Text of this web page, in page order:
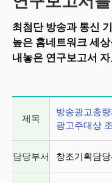
최첨단 방송과 통신
높은 홈네트워크 세
내놓은 연구보고서
제목
방송광고총
광고주대상
담당부서 창조기획담